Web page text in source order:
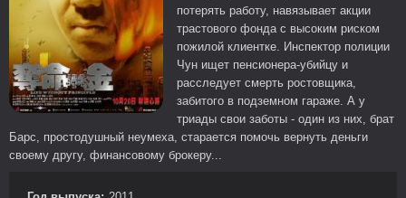
потерять работу, навязывает акции
трастового фонда с высоким риском
пожилой клиентке. Инспектор полиции
Чун ищет пенсионера-убийцу и
расследует смерть ростовщика,
забитого в подземном гараже. А у
триады свои заботы - один из них, брат
Барс, простодушный неумеха, старается помочь вернуть деньги
своему другу, финансовому брокеру...